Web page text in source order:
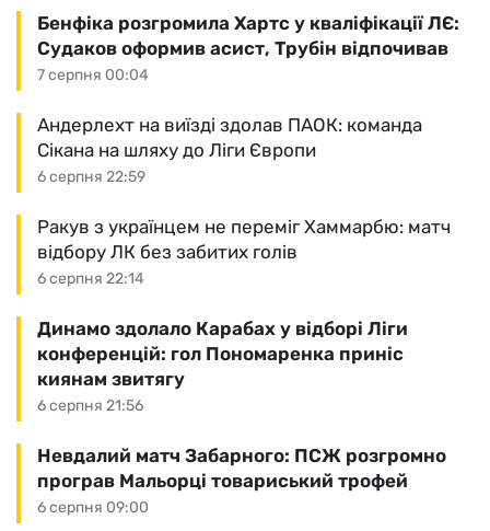
7 серпня 00:04
Бенфіка розгромила Хартс у кваліфікації ЛЄ:
Судаков оформив асист, Трубін відпочивав
6 серпня 22:59
Андерлехт на виїзді здолав ПАОК: команда
Сікана на шляху до Ліги Європи
6 серпня 22:14
Ракув з українцем не переміг Хаммарбю: матч
відбору ЛК без забитих голів
6 серпня 21:56
Динамо здолало Карабах у відборі Ліги
конференцій: гол Пономаренка приніс
киянам звитягу
6 серпня 09:00
Невдалий матч Забарного: ПСЖ розгромно
програв Мальорці товариський трофей